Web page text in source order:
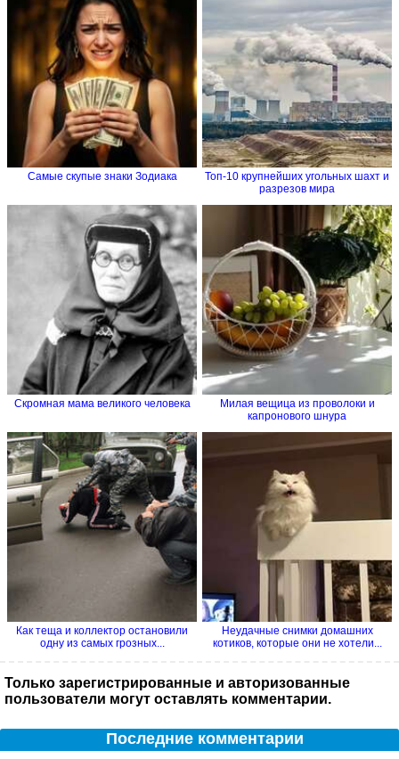
Самые скупые знаки Зодиака
Топ-10 крупнейших угольных шахт и
разрезов мира
Скромная мама великого человека
Милая вещица из проволоки и
капронового шнура
Как теща и коллектор остановили
одну из самых грозных...
Неудачные снимки домашних
котиков, которые они не хотели...
Только зарегистрированные и авторизованные
пользователи могут оставлять комментарии.
Последние комментарии